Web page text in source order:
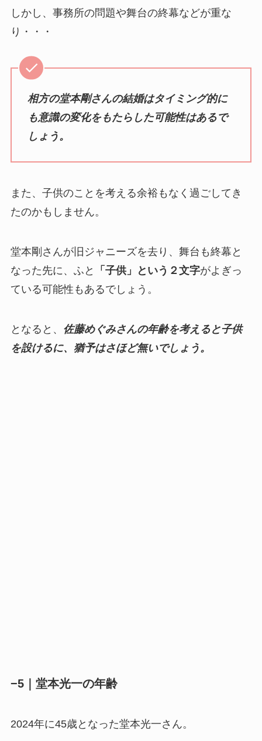
しかし、事務所の問題や舞台の終幕などが重な
り・・・
相方の堂本剛さんの結婚はタイミング的に
も意識の変化をもたらした可能性はあるで
しょう。
また、子供のことを考える余裕もなく過ごしてき
たのかもしません。
堂本剛さんが旧ジャニーズを去り、舞台も終幕と
なった先に、ふと
「子供」という２文字がよぎっ
ている可能性もあるでしょう。
となると、 佐藤めぐみさんの年齢を考えると子供
を設けるに、猶予はさほど無いでしょう。
−5｜堂本光一の年齢
2024年に45歳となった堂本光一さん。